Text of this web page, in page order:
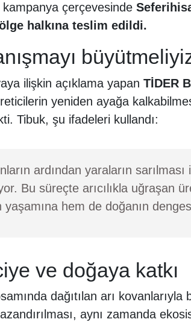
çerçevesinde
halkına teslim edildi.
ilişkin açıklama yapan TİDER
yeniden ayağa
Tibuk, şu ifadeleri kullandı:
ardından yaraların
Bu süreçte arıcılıkla uğraşan
yaşamına hem de doğanın
ve doğaya katkı
dağıtılan arı
aynı zamanda